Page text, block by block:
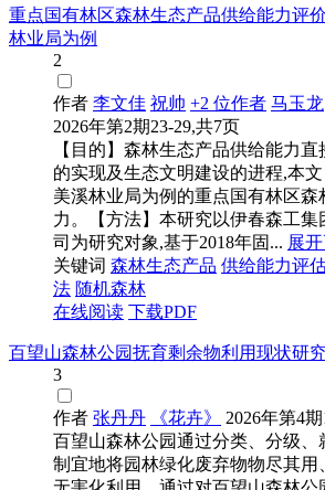
重点国有林区森林生态产品供给能力
林业局为例
2
作者 李文佳 祝帅 +2 位作者 马玉龙
2026年第2期23-29,共7页
【目的】森林生态产品供给能力
的实现及生态文明建设的进程,本
美溪林业局为例的重点国有林区森
力。【方法】本研究以伊春森工
司为研究对象,基于2018年固... 展
关键词 森林生态产品 供给能力评
法 随机森林
在线阅读 下载PDF
百望山森林公园抚育剩余物利用现状研究
3
作者 张丹丹 《花卉》
2026年第4
百望山森林公园通过分类、分级、
制宜地将园林绿化废弃物物尽其用